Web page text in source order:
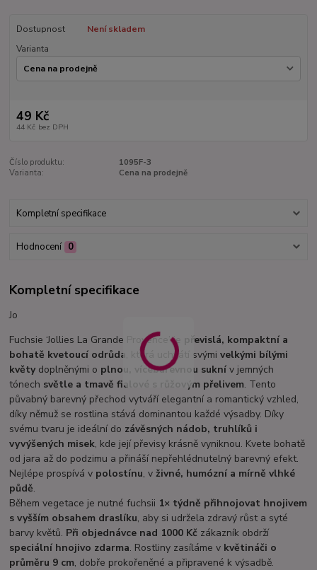
Dostupnost
Není skladem
Varianta
49 Kč
44 Kč bez DPH
Číslo produktu:
1095F-3
Varianta:
Cena na prodejně
Kompletní specifikace
Hodnocení 0
Kompletní specifikace
Jo
Fuchsie ‘Jollies La Grande Provence’ je
převislá, kompaktní a
bohatě kvetoucí odrůda
, která uchvátí svýmivelkými bílými
květydoplněnými o plnou, vícebarevnou sukní v jemných
tónech světle a tmavě fialové s růžovým přelivem. Tento
půvabný barevný přechod vytváří elegantní a romantický vzhled,
díky němuž se rostlina stává dominantou každé výsadby. Díky
svému tvaru je ideální do závěsných nádob, truhlíků i
vyvýšených misek, kde její převisy krásně vyniknou. Kvete bohatě
od jara až do podzimu a přináší nepřehlédnutelný barevný efekt.
Nejlépe prospívá v polostínu, vživné, humózní a mírně vlhké
půdě.
Během vegetace je nutné fuchsii 1× týdně přihnojovat hnojivem
s vyšším obsahem draslíku, aby si udržela zdravý růst a syté
barvy květů. Při objednávce nad 1000 Kč zákazník obdrží
speciální hnojivo zdarma. Rostliny zasíláme v květináči o
průměru 9 cm, dobře prokořeněné a připravené k výsadbě.